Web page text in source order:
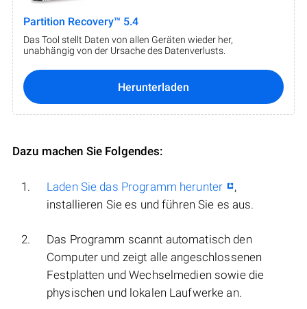
Partition Recovery™ 5.4
Das Tool stellt Daten von allen Geräten wieder her,
unabhängig von der Ursache des Datenverlusts.
Herunterladen
Dazu machen Sie Folgendes:
Laden Sie das Programm herunter
,
installieren Sie es und führen Sie es aus.
Das Programm scannt automatisch den
Computer und zeigt alle angeschlossenen
Festplatten und Wechselmedien sowie die
physischen und lokalen Laufwerke an.